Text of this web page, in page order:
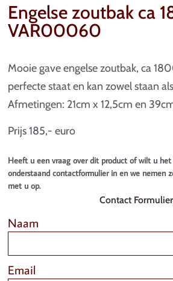
Engelse zoutbak ca
VAR00060
Mooie gave engelse zoutbak, ca
perfecte staat en kan zowel staan
Afmetingen: 21cm x 12,5cm en
Prijs 185,- euro
Heeft u een vraag over dit product of wilt u het
onderstaand contactformulier in en we nemen
met u op.
Contact Formulier
Naam
Email